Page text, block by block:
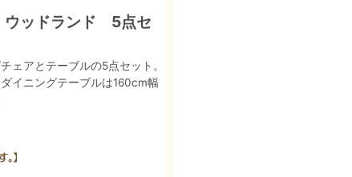
ウッドランド 5点セ
ェアとテーブルの5点セット。
イニングテーブルは160cm幅